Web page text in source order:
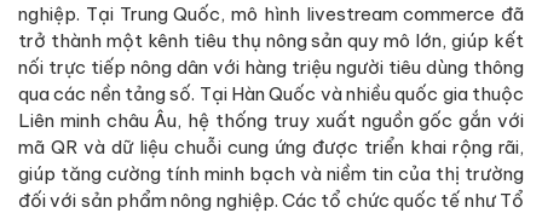
nghiệp. Tại Trung Quốc, mô hình livestream commerce đã
trở thành một kênh tiêu thụ nông sản quy mô lớn, giúp kết
nối trực tiếp nông dân với hàng triệu người tiêu dùng thông
qua các nền tảng số. Tại Hàn Quốc và nhiều quốc gia thuộc
Liên minh châu Âu, hệ thống truy xuất nguồn gốc gắn với
mã QR và dữ liệu chuỗi cung ứng được triển khai rộng rãi,
giúp tăng cường tính minh bạch và niềm tin của thị trường
đối với sản phẩm nông nghiệp. Các tổ chức quốc tế như Tổ